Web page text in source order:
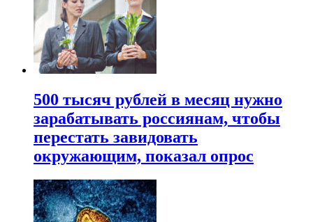
500 тысяч рублей в месяц нужно
зарабатывать россиянам, чтобы
перестать завидовать
окружающим, показал опрос